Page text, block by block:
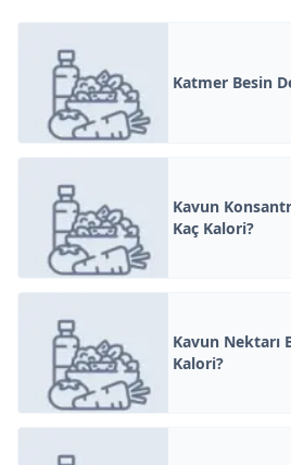
Katmer Besin
Kavun
Kaç Kalori?
Kavun Nektarı
Kalori?